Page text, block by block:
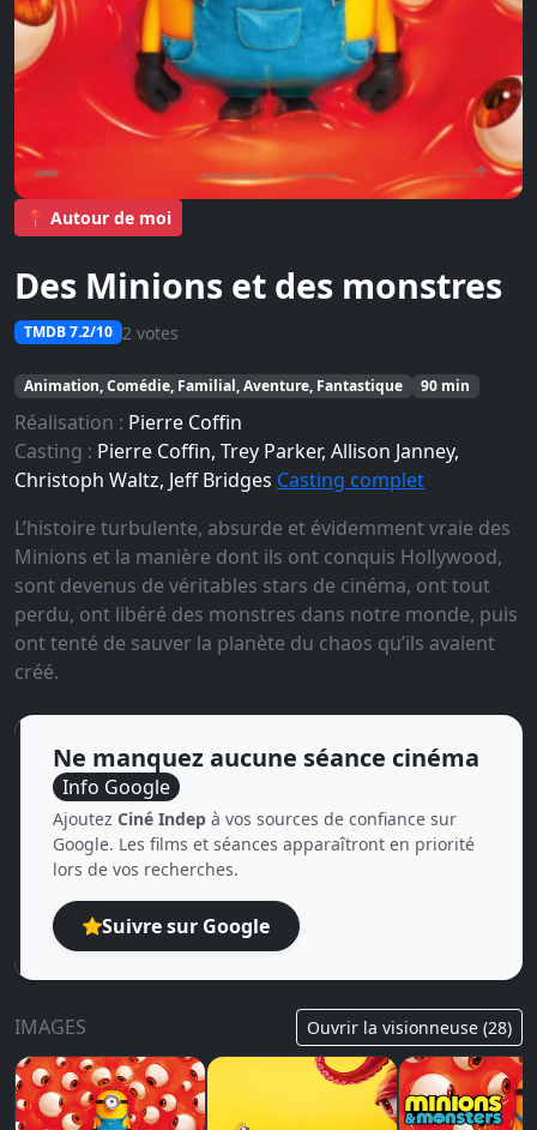
📍 Autour de moi
Des Minions et des monstres
TMDB 7.2/10 2 votes
Animation, Comédie, Familial, Aventure, Fantastique 90 min
Réalisation : Pierre Coffin
Casting : Pierre Coffin, Trey Parker, Allison Janney,
Christoph Waltz, Jeff Bridges Casting complet
L’histoire turbulente, absurde et évidemment vraie des
Minions et la manière dont ils ont conquis Hollywood,
sont devenus de véritables stars de cinéma, ont tout
perdu, ont libéré des monstres dans notre monde, puis
ont tenté de sauver la planète du chaos qu’ils avaient
créé.
Ne manquez aucune séance cinéma
Info Google
Ajoutez Ciné Indep à vos sources de confiance sur
Google. Les films et séances apparaîtront en priorité
lors de vos recherches.
Suivre sur Google
IMAGES Ouvrir la visionneuse (28)